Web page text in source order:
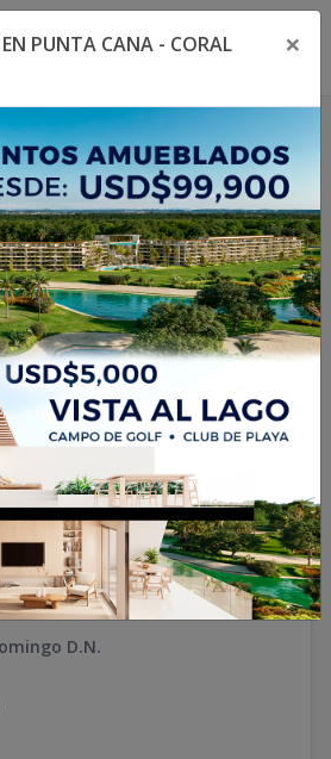
en Gazcue
D.N.
PUNTA CANA - CORAL
×